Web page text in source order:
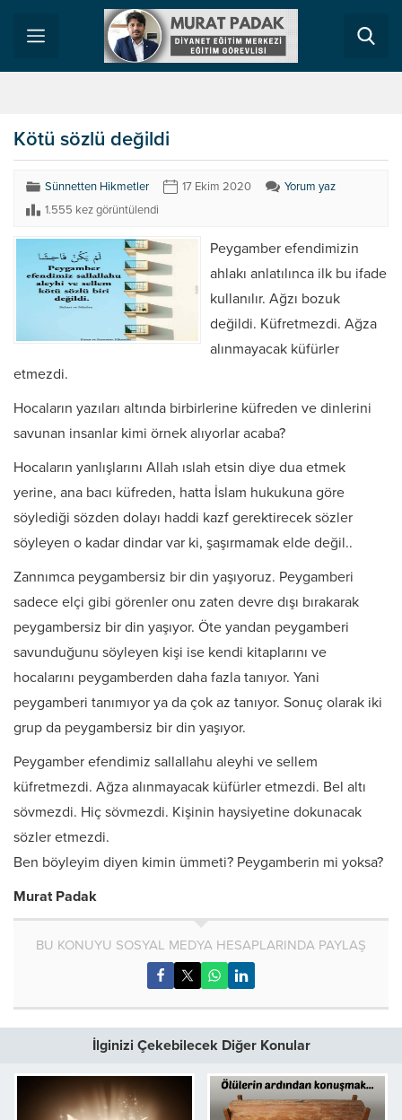
Kötü sözlü değildi
Sünnetten Hikmetler 17 Ekim 2020
Yorum yaz
1.555 kez görüntülendi
Peygamber efendimizin
ahlakı anlatılınca ilk bu ifade
kullanılır. Ağzı bozuk
değildi. Küfretmezdi. Ağza
alınmayacak küfürler
etmezdi.
Hocaların yazıları altında birbirlerine küfreden ve dinlerini
savunan insanlar kimi örnek alıyorlar acaba?
Hocaların yanlışlarını Allah ıslah etsin diye dua etmek
yerine, ana bacı küfreden, hatta İslam hukukuna göre
söylediği sözden dolayı haddi kazf gerektirecek sözler
söyleyen o kadar dindar var ki, şaşırmamak elde değil..
Zannımca peygambersiz bir din yaşıyoruz. Peygamberi
sadece elçi gibi görenler onu zaten devre dışı bırakarak
peygambersiz bir din yaşıyor. Öte yandan peygamberi
savunduğunu söyleyen kişi ise kendi kitaplarını ve
hocalarını peygamberden daha fazla tanıyor. Yani
peygamberi tanımıyor ya da çok az tanıyor. Sonuç olarak iki
grup da peygambersiz bir din yaşıyor.
Peygamber efendimiz sallallahu aleyhi ve sellem
küfretmezdi. Ağza alınmayacak küfürler etmezdi. Bel altı
sövmezdi. Hiç sövmezdi. Kişinin haysiyetine dokunacak
sözler etmezdi.
Ben böyleyim diyen kimin ümmeti? Peygamberin mi yoksa?
Murat Padak
BU KONUYU SOSYAL MEDYA HESAPLARINDA PAYLAŞ
İlginizi Çekebilecek Diğer Konular